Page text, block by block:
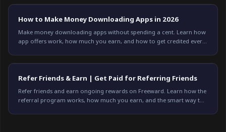
How to Make Money Downloading Apps in 2026
Make money downloading apps without spending a cent. Learn how
app offers work, how much you earn, and how to get credited every
Refer Friends & Earn | Get Paid for Referring Friends
Refer friends and earn ongoing rewards on Freeward. Learn how the
referral program works, how much you earn, and the smart way to